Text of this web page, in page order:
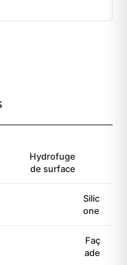
Hydrofuge
de surface
Silic
one
Faç
ade